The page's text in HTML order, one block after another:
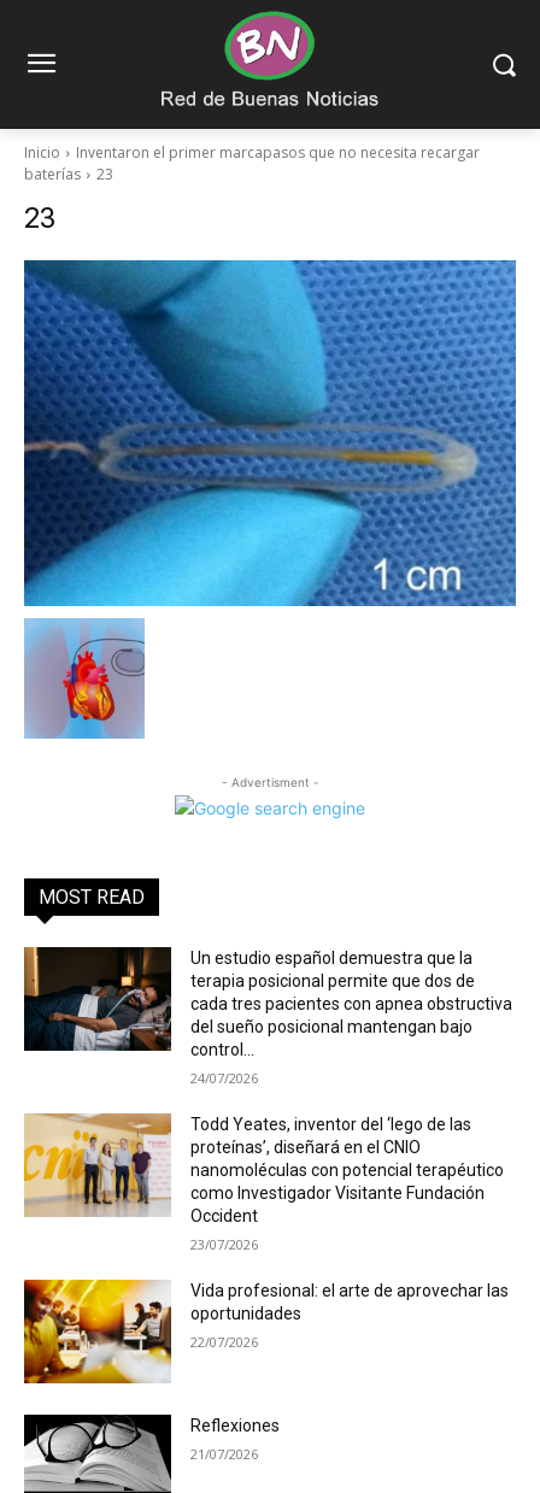
Inicio
Inventaron el primer marcapasos que no necesita recargar
baterías
23
23
- Advertisment -
MOST READ
Un estudio español demuestra que la
terapia posicional permite que dos de
cada tres pacientes con apnea obstructiva
del sueño posicional mantengan bajo
control...
24/07/2026
Todd Yeates, inventor del ‘lego de las
proteínas’, diseñará en el CNIO
nanomoléculas con potencial terapéutico
como Investigador Visitante Fundación
Occident
23/07/2026
Vida profesional: el arte de aprovechar las
oportunidades
22/07/2026
Reflexiones
21/07/2026